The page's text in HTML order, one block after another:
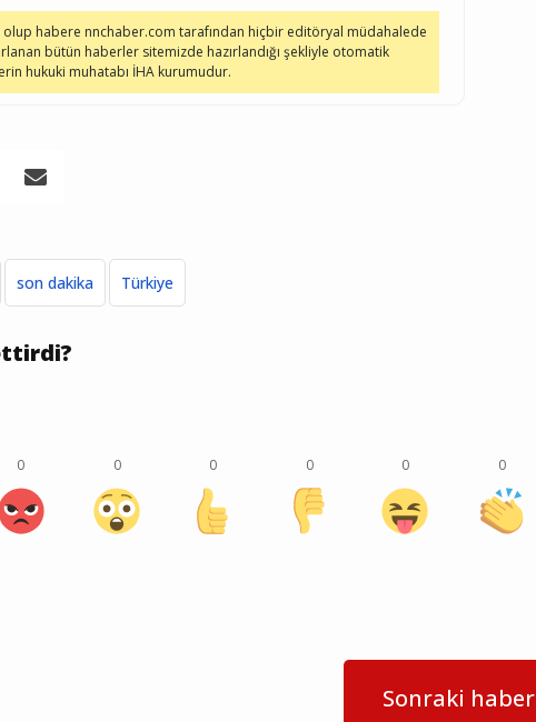
olup habere nnchaber.com tarafından hiçbir editöryal müdahalede
bütün haberler sitemizde hazırlandığı şekliyle otomatik
hukuki muhatabı İHA kurumudur.
son dakika Türkiye
0 0 0 0 0 0
Sonraki haber